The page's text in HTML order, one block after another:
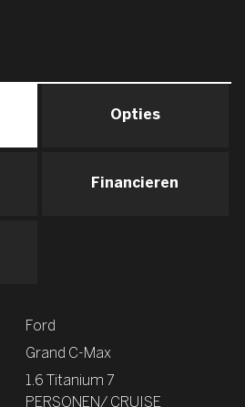
Opties
Financieren
Ford
Grand C-Max
1.6 Titanium 7
PERSONEN/ CRUISE